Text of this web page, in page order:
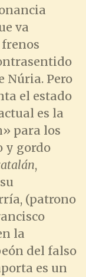
va
Núria. Pero
el estado
es la
para los
y gordo
,
(patrono
la
del falso
es un